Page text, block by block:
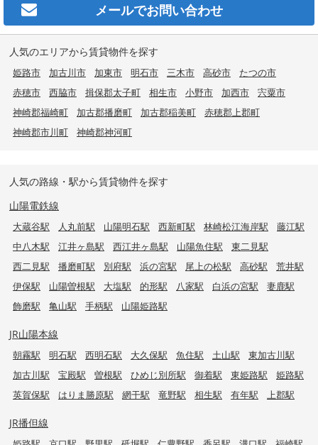
メールでお問い合わせ
人気のエリアから賃貸物件を探す
姫路市 加古川市 加東市 明石市 三木市 高砂市
たつの市
赤穂市
西脇市 揖保郡太子町 相生市 小野市 加西市
宍粟市
神崎郡福崎町
加古郡播磨町 加古郡稲美町
赤穂郡上郡町
神崎郡市川町
神崎郡神河町
人気の路線・駅から賃貸物件を探す
山陽電鉄線
大蔵谷駅 人丸前駅 山陽明石駅 西新町駅 林崎松江海岸駅
藤江駅
中八木駅
江井ヶ島駅 西江井ヶ島駅 山陽魚住駅
東二見駅
西二見駅
播磨町駅 別府駅 浜の宮駅 尾上の松駅 高砂駅
荒井駅
伊保駅
山陽曽根駅 大塩駅 的形駅 八家駅 白浜の宮駅
妻鹿駅
飾磨駅
亀山駅 手柄駅 山陽姫路駅
JR山陽本線
朝霧駅 明石駅 西明石駅 大久保駅 魚住駅 土山駅
東加古川駅
加古川駅
宝殿駅 曽根駅 ひめじ別所駅 御着駅 東姫路駅
姫路駅
英賀保駅
はりま勝原駅 網干駅 竜野駅 相生駅 有年駅 上郡駅
JR播但線